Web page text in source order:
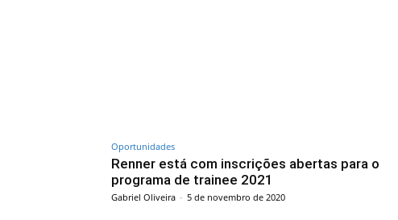
Oportunidades
Renner está com inscrições abertas para o
programa de trainee 2021
Gabriel Oliveira - 5 de novembro de 2020